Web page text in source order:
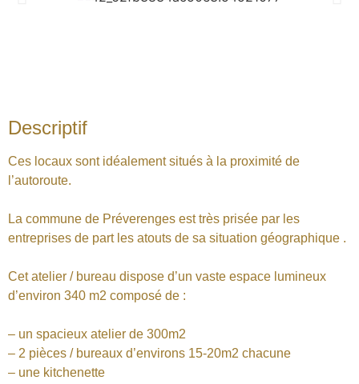
Descriptif
Ces locaux sont idéalement situés à la proximité de
l’autoroute.
La commune de Préverenges est très prisée par les
entreprises de part les atouts de sa situation géographique .
Cet atelier / bureau dispose d’un vaste espace lumineux
d’environ 340 m2 composé de :
– un spacieux atelier de 300m2
– 2 pièces / bureaux d’environs 15-20m2 chacune
– une kitchenette